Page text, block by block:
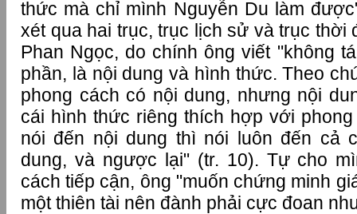
thức mà chỉ mình Nguyễn Du làm
xét qua hai trục, trục lịch sử và trục thời
Phan Ngọc, do chính ông viết "không
phần, là nội dung và hình thức. Theo
phong cách có nội dung, nhưng nội
cái hình thức riêng thích hợp với
nói đến nội dung thì nói luôn đến cả
dung, và ngược lại" (tr. 10). Tự cho
cách tiếp cận, ông "muốn chứng minh
một thiên tài nên đành phải cực đoan